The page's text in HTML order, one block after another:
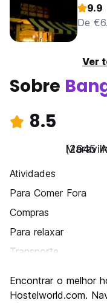
9.9
De
Ver
Sobre
8.5
(2645
Atividades
Para Comer Fora
Compras
Para relaxar
Transporte
Cultura
Encontrar o melhor
Hostelworld.com.